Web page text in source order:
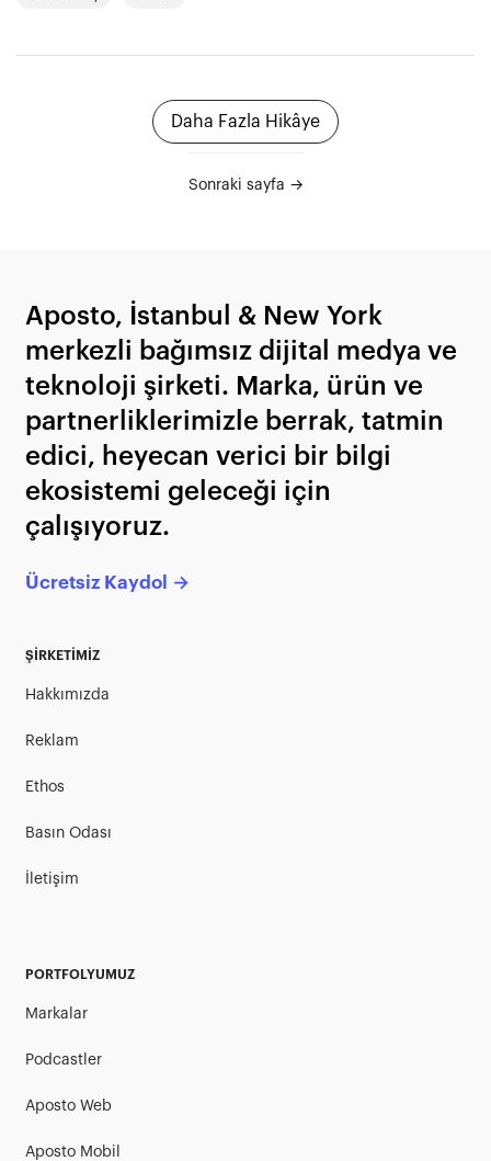
Daha Fazla Hikâye
Sonraki sayfa →
Aposto, İstanbul & New York
merkezli bağımsız dijital medya ve
teknoloji şirketi. Marka, ürün ve
partnerliklerimizle berrak, tatmin
edici, heyecan verici bir bilgi
ekosistemi geleceği için
çalışıyoruz.
Ücretsiz Kaydol →
ŞİRKETİMİZ
Hakkımızda
Reklam
Ethos
Basın Odası
İletişim
PORTFOLYUMUZ
Markalar
Podcastler
Aposto Web
Aposto Mobil